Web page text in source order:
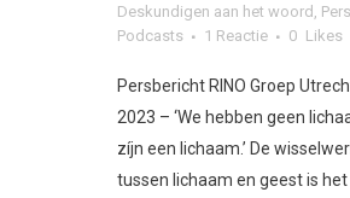
Deskundigen aan het woord
Podcasts
1 Reactie 0 Likes
Persbericht RINO Groep
2023 – ‘We hebben geen
zíjn een lichaam.’ De
tussen lichaam en geest is